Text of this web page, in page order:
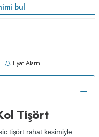
bul
Fiyat Alarmı
Tişört
tişört rahat kesimiyle